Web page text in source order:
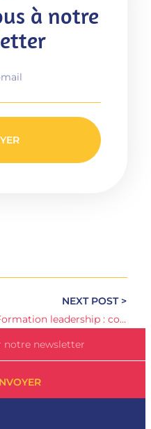
à notre
NEXT POST >
Formation leadership : comment inspirer et motiver votre équipe ?